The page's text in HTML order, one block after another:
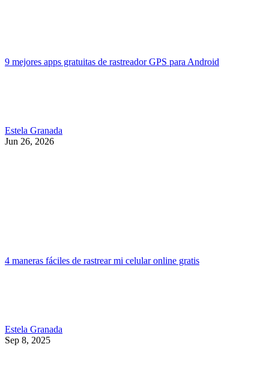
9 mejores apps gratuitas de rastreador GPS para Android
Estela Granada
Jun 26, 2026
4 maneras fáciles de rastrear mi celular online gratis
Estela Granada
Sep 8, 2025